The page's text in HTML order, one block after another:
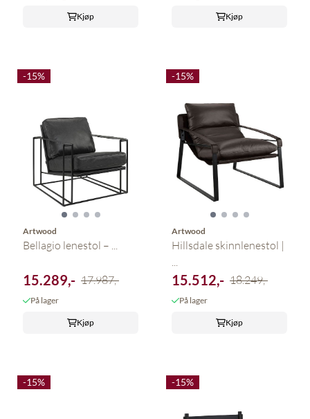
Kjøp Kjøp
-15%
Artwood
Bellagio lenestol – ...
15.289,- 17.987,-
På lager
Kjøp
-15%
Artwood
Hillsdale skinnlenestol |
15.512,- 18.249,-
På lager
Kjøp
-15% -15%